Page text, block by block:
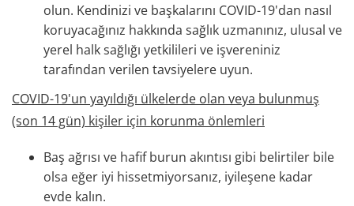
olun. Kendinizi ve başkalarını COVID-19'dan nasıl
koruyacağınız hakkında sağlık uzmanınız, ulusal ve
yerel halk sağlığı yetkilileri ve işvereniniz
tarafından verilen tavsiyelere uyun.
COVID-19'un yayıldığı ülkelerde olan veya bulunmuş
(son 14 gün) kişiler için korunma önlemleri
Baş ağrısı ve hafif burun akıntısı gibi belirtiler bile
olsa eğer iyi hissetmiyorsanız, iyileşene kadar
evde kalın.